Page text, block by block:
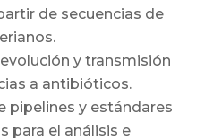
de secuencias de
y transmisión
a antibióticos.
pipelines y estándares
para el análisis e